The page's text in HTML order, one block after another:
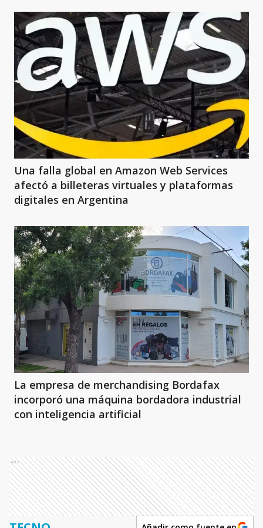
Una falla global en Amazon Web Services
afectó a billeteras virtuales y plataformas
digitales en Argentina
La empresa de merchandising Bordafax
incorporó una máquina bordadora industrial
con inteligencia artificial
Ads